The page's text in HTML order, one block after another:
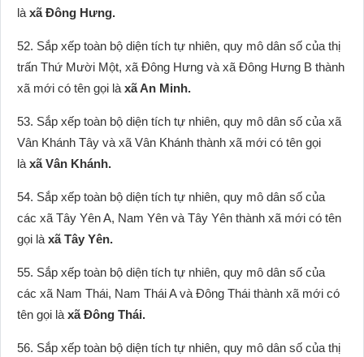
là xã Đông Hưng.
52. Sắp xếp toàn bộ diện tích tự nhiên, quy mô dân số của thị
trấn Thứ Mười Một, xã Đông Hưng và xã Đông Hưng B thành
xã mới có tên gọi là xã An Minh.
53. Sắp xếp toàn bộ diện tích tự nhiên, quy mô dân số của xã
Vân Khánh Tây và xã Vân Khánh thành xã mới có tên gọi
là xã Vân Khánh.
54. Sắp xếp toàn bộ diện tích tự nhiên, quy mô dân số của
các xã Tây Yên A, Nam Yên và Tây Yên thành xã mới có tên
gọi là xã Tây Yên.
55. Sắp xếp toàn bộ diện tích tự nhiên, quy mô dân số của
các xã Nam Thái, Nam Thái A và Đông Thái thành xã mới có
tên gọi là xã Đông Thái.
56. Sắp xếp toàn bộ diện tích tự nhiên, quy mô dân số của thị